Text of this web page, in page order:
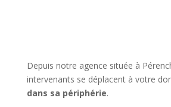
Depuis notre agence située à
intervenants se déplacent à votre
dans sa périphérie.